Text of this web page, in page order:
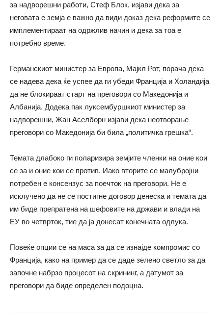
за надворешни работи, Стеф Блок, изјави дека за
неговата е земја е важно да види доказ дека реформите се
имплементираат на одржлив начин и дека за тоа е
потребно време.
Германскиот министер за Европа, Мајкл Рот, порача дека
се надева дека ќе успее да ги убеди Франција и Холандија
да не блокираат старт на преговори со Македонија и
Албанија. Додека пак луксембуршкиот министер за
надворешни, Жан Аселборн изјави дека неотворање
преговори со Македонија би била „политичка грешка“.
Темата длабоко ги поларизира земјите членки на оние кои
се за и оние кои се против. Иако вторите се малубројни
потребен е консензус за поечток на преговори. Не е
исклучено да не се постигне договор денеска и темата да
им биде препратена на шефовите на држави и влади на
ЕУ во четврток, тие да ја донесат конечната одлука.
Повеќе опции се на маса за да се изнајде компромис со
Франција, како на пример да се даде зелено светло за да
започне набрзо процесот на скрининг, а датумот за
преговори да биде определен подоцна.